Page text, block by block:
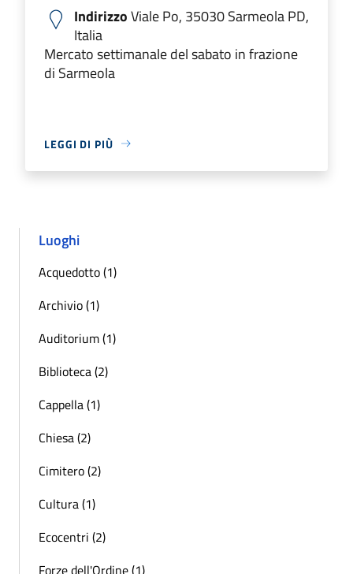
IndirizzoViale Po, 35030 Sarmeola PD,
Italia
Mercato settimanale del sabato in frazione
di Sarmeola
LEGGI DI PIÙ
Luoghi
Acquedotto (1)
Archivio (1)
Auditorium (1)
Biblioteca (2)
Cappella (1)
Chiesa (2)
Cimitero (2)
Cultura (1)
Ecocentri (2)
Forze dell'Ordine (1)